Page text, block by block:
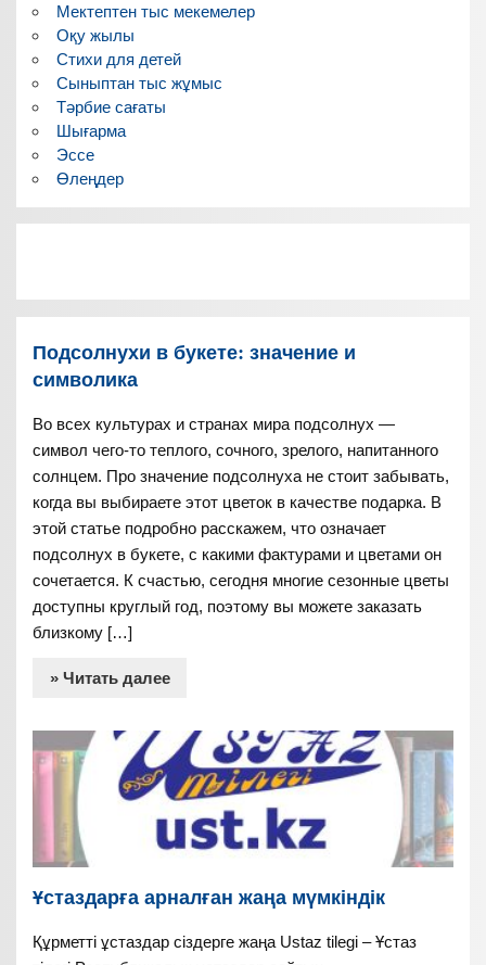
Мектептен тыс мекемелер
Оқу жылы
Стихи для детей
Сыныптан тыс жұмыс
Тәрбие сағаты
Шығарма
Эссе
Өлеңдер
Подсолнухи в букете: значение и
символика
Во всех культурах и странах мира подсолнух —
символ чего-то теплого, сочного, зрелого, напитанного
солнцем. Про значение подсолнуха не стоит забывать,
когда вы выбираете этот цветок в качестве подарка. В
этой статье подробно расскажем, что означает
подсолнух в букете, с какими фактурами и цветами он
сочетается. К счастью, сегодня многие сезонные цветы
доступны круглый год, поэтому вы можете заказать
близкому […]
» Читать далее
Ұстаздарға арналған жаңа мүмкіндік
Құрметті ұстаздар сіздерге жаңа Ustaz tilegi – Ұстаз